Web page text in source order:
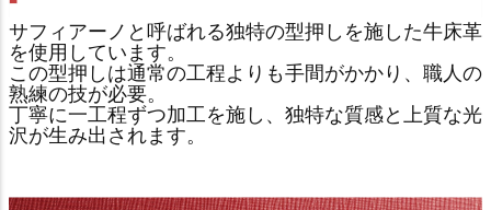
サフィアーノと呼ばれる独特の型押しを施した牛床革
を使用しています。
この型押しは通常の工程よりも手間がかかり、職人の
熟練の技が必要。
丁寧に一工程ずつ加工を施し、独特な質感と上質な光
沢が生み出されます。